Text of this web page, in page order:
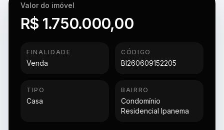
Valor do imóvel
R$ 1.750.000,00
FINALIDADE
Venda
CÓDIGO
BI260609152205
TIPO
Casa
BAIRRO
Condomínio
Residencial Ipanema